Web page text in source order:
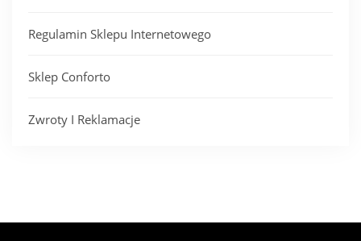
Regulamin Sklepu Internetowego
Sklep Conforto
Zwroty I Reklamacje